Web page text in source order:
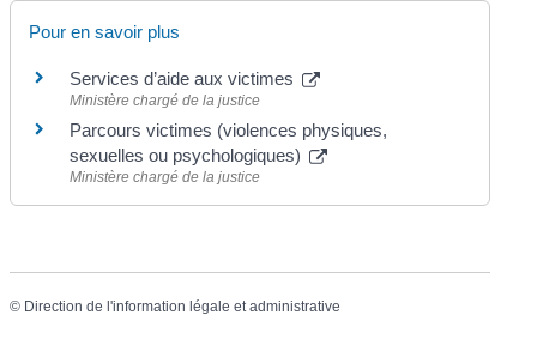
Pour en savoir plus
Services d’aide aux victimes
Ministère chargé de la justice
Parcours victimes (violences physiques,
sexuelles ou psychologiques)
Ministère chargé de la justice
© Direction de l'information légale et administrative